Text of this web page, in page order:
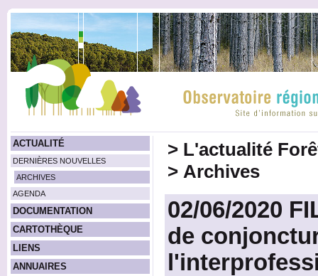
ACTUALITÉ
DERNIÈRES NOUVELLES
ARCHIVES
AGENDA
DOCUMENTATION
CARTOTHÈQUE
LIENS
ANNUAIRES
> L'actualité
> Archives
02/06/2020
de